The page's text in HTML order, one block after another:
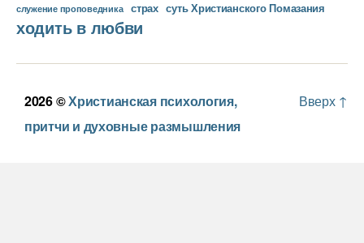
служение проповедника страх суть Христианского Помазания
ходить в любви
2026 ©Христианская психология,
притчи и духовные размышления
Вверх ↑